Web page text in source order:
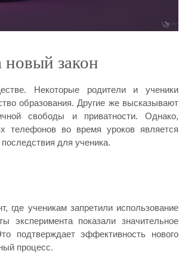
новый закон
Некоторые родители и ученики
образования. Другие же высказывают
свободы и приватности. Однако,
телефонов во время уроков является
для ученика.
ученикам запретили использование
эксперимента показали значительное
подтверждает эффективность нового
процесс.